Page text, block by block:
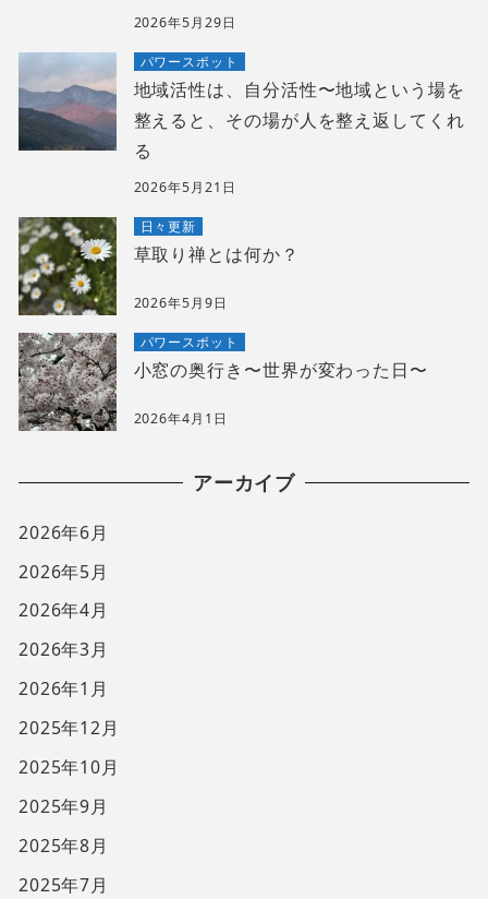
2026年5月29日
パワースポット
地域活性は、自分活性〜地域という場を
整えると、その場が人を整え返してくれ
る
2026年5月21日
日々更新
草取り禅とは何か？
2026年5月9日
パワースポット
小窓の奥行き〜世界が変わった日〜
2026年4月1日
アーカイブ
2026年6月
2026年5月
2026年4月
2026年3月
2026年1月
2025年12月
2025年10月
2025年9月
2025年8月
2025年7月